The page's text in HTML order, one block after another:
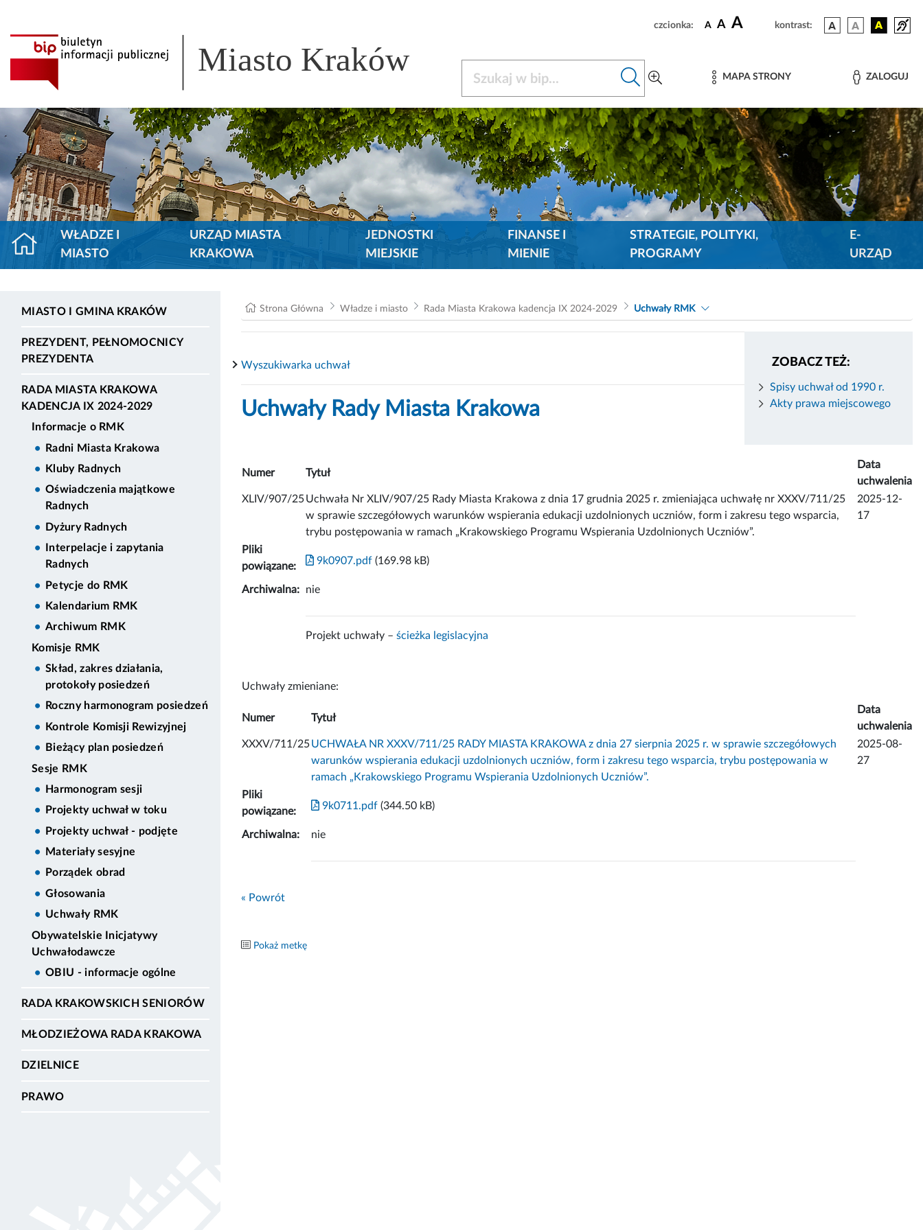
czcionka: A A A kontrast:
Miasto Kraków MAPA STRONY ZALOGUJ
WŁADZE I
MIASTO
URZĄD MIASTA
KRAKOWA
JEDNOSTKI
MIEJSKIE
FINANSE I
MIENIE
STRATEGIE, POLITYKI,
PROGRAMY
E-
URZĄD
MIASTO I GMINA KRAKÓW
PREZYDENT, PEŁNOMOCNICY
PREZYDENTA
RADA MIASTA KRAKOWA
KADENCJA IX 2024-2029
Informacje o RMK
Radni Miasta Krakowa
Kluby Radnych
Oświadczenia majątkowe
Radnych
Dyżury Radnych
Interpelacje i zapytania
Radnych
Petycje do RMK
Kalendarium RMK
Archiwum RMK
Komisje RMK
Skład, zakres działania,
protokoły posiedzeń
Roczny harmonogram posiedzeń
Kontrole Komisji Rewizyjnej
Bieżący plan posiedzeń
Sesje RMK
Harmonogram sesji
Projekty uchwał w toku
Projekty uchwał - podjęte
Materiały sesyjne
Porządek obrad
Głosowania
Uchwały RMK
Obywatelskie Inicjatywy
Uchwałodawcze
OBIU - informacje ogólne
RADA KRAKOWSKICH SENIORÓW
MŁODZIEŻOWA RADA KRAKOWA
DZIELNICE
PRAWO
Strona Główna Władze i miasto Rada Miasta Krakowa kadencja IX 2024-2029 Uchwały RMK
ZOBACZ TEŻ:
Spisy uchwał od 1990 r.
Akty prawa miejscowego
Wyszukiwarka uchwał
Uchwały Rady Miasta Krakowa
Numer Tytuł
Data
uchwalenia
XLIV/907/25Uchwała Nr XLIV/907/25 Rady Miasta Krakowa z dnia 17 grudnia 2025 r. zmieniająca uchwałę nr XXXV/711/25
w sprawie szczegółowych warunków wspierania edukacji uzdolnionych uczniów, form i zakresu tego wsparcia,
trybu postępowania w ramach „Krakowskiego Programu Wspierania Uzdolnionych Uczniów”.
2025-12-
17
Pliki
powiązane:
9k0907.pdf (169.98 kB)
Archiwalna: nie
Projekt uchwały – ścieżka legislacyjna
Uchwały zmieniane:
Numer Tytuł
Data
uchwalenia
XXXV/711/25UCHWAŁA NR XXXV/711/25 RADY MIASTA KRAKOWA z dnia 27 sierpnia 2025 r. w sprawie szczegółowych
warunków wspierania edukacji uzdolnionych uczniów, form i zakresu tego wsparcia, trybu postępowania w
ramach „Krakowskiego Programu Wspierania Uzdolnionych Uczniów”.
2025-08-
27
Pliki
powiązane:
9k0711.pdf (344.50 kB)
Archiwalna: nie
« Powrót
Pokaż metkę